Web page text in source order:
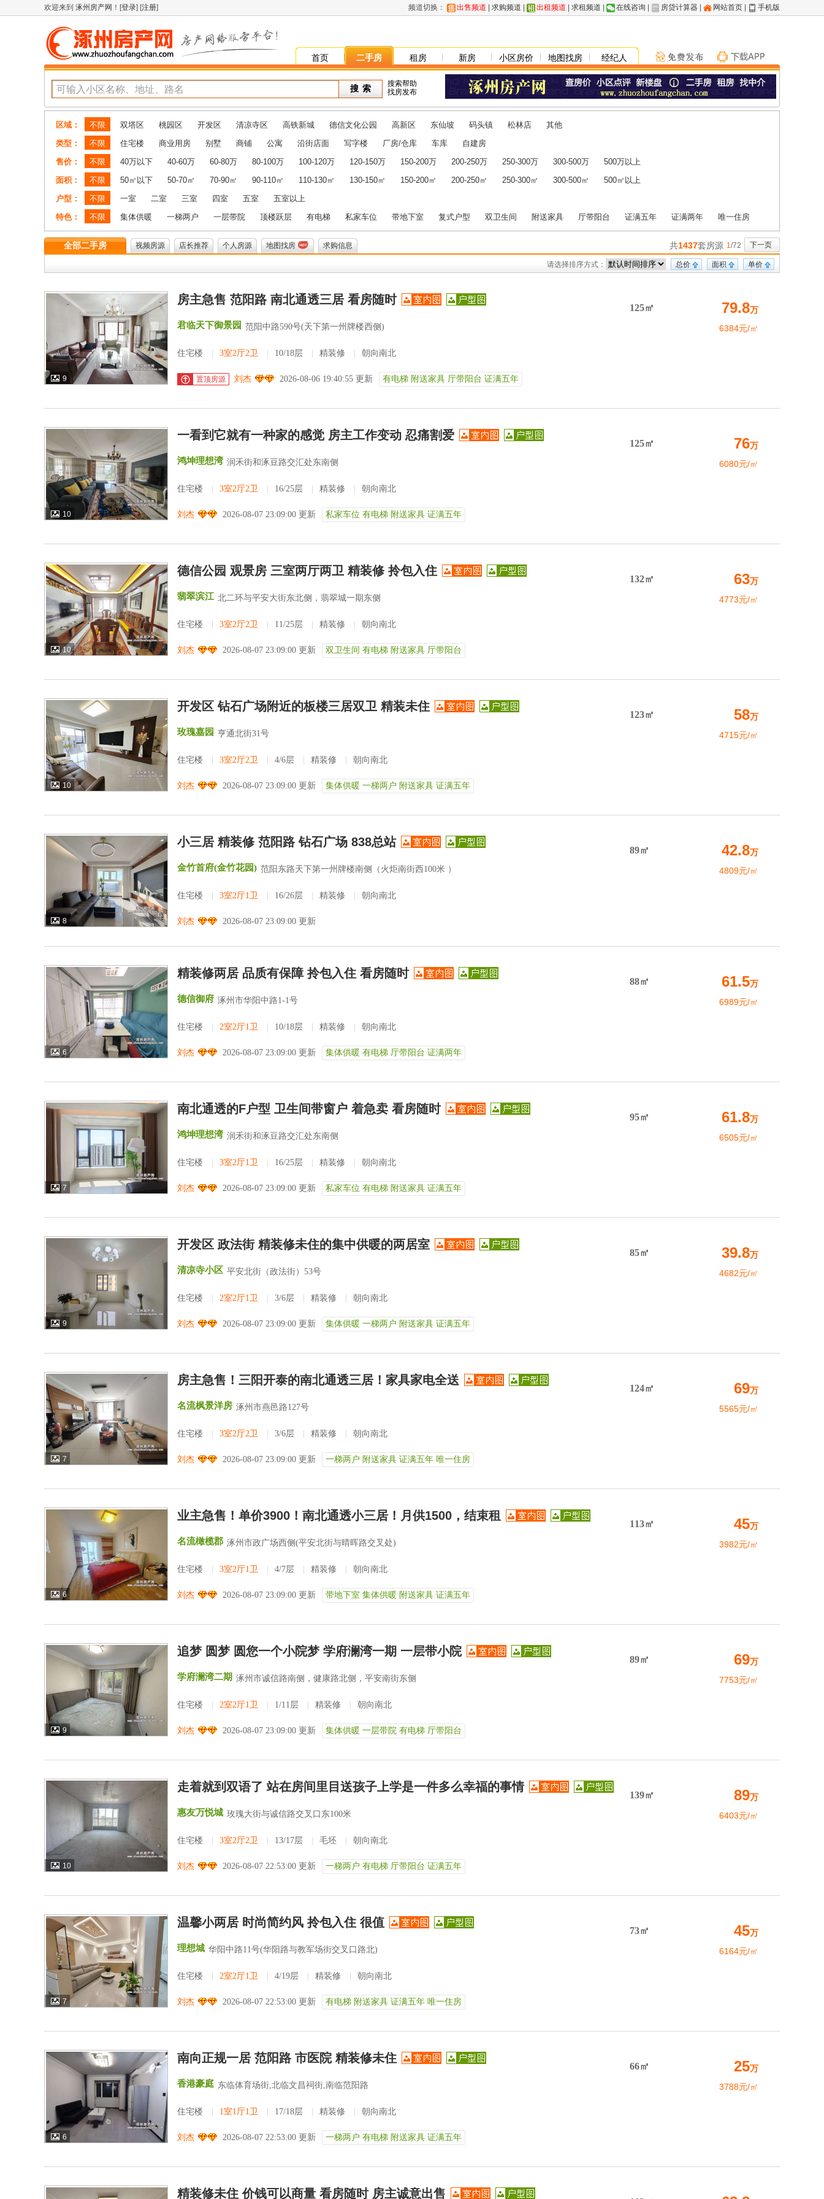
欢迎来到 涿州房产网 ！[登录] [注册] 频道切换： 出售频道 求购频道 出租频道 求租频道 在线咨询 房贷计算器 网站首页 手机版
首页 二手房 租房 新房 小区房价 地图找房 经纪人
搜索帮助
找房发布
区域： 不限 双塔区 桃园区 开发区 清凉寺区 高铁新城 德信文化公园 高新区 东仙坡 码头镇 松林店
其他
类型：
不限 住宅楼 商业用房 别墅 商铺 公寓 沿街店面 写字楼 厂房/仓库 车库
自建房
售价：
不限 40万以下 40-60万 60-80万 80-100万 100-120万 120-150万 150-200万 200-250万 250-300万 300-500万
500万以上
面积：
不限 50㎡以下 50-70㎡ 70-90㎡ 90-110㎡ 110-130㎡ 130-150㎡ 150-200㎡ 200-250㎡ 250-300㎡ 300-500㎡
500㎡以上
户型：
不限 一室 二室 三室 四室 五室
五室以上
特色：
不限 集体供暖 一梯两户 一层带院 顶楼跃层 有电梯 私家车位 带地下室 复式户型 双卫生间 附送家具 厅带阳台 证满五年 证满两年 唯一住房
全部二手房 视频房源 店长推荐 个人房源 地图找房 求购信息 下一页
1/72
共1437套房源
单价
面积
总价
请选择排序方式：
9
房主急售 范阳路 南北通透三居 看房随时
君临天下御景园 范阳中路590号(天下第一州牌楼西侧)
住宅楼 3室2厅2卫 10/18层 精装修 朝向南北
置顶房源 刘杰 2026-08-06 19:40:55 更新 有电梯 附送家具 厅带阳台 证满五年
125㎡ 79.8万
6384元/㎡
10
一看到它就有一种家的感觉 房主工作变动 忍痛割爱
鸿坤理想湾 润禾街和涿豆路交汇处东南侧
住宅楼 3室2厅2卫 16/25层 精装修 朝向南北
刘杰 2026-08-07 23:09:00 更新 私家车位 有电梯 附送家具 证满五年
125㎡ 76万
6080元/㎡
10
德信公园 观景房 三室两厅两卫 精装修 拎包入住
翡翠滨江 北二环与平安大街东北侧，翡翠城一期东侧
住宅楼 3室2厅2卫 11/25层 精装修 朝向南北
刘杰 2026-08-07 23:09:00 更新 双卫生间 有电梯 附送家具 厅带阳台
132㎡ 63万
4773元/㎡
10
开发区 钻石广场附近的板楼三居双卫 精装未住
玫瑰嘉园 亨通北街31号
住宅楼 3室2厅2卫 4/6层 精装修 朝向南北
刘杰 2026-08-07 23:09:00 更新 集体供暖 一梯两户 附送家具 证满五年
123㎡ 58万
4715元/㎡
8
小三居 精装修 范阳路 钻石广场 838总站
金竹首府(金竹花园) 范阳东路天下第一州牌楼南侧（火炬南街西100米 ）
住宅楼 3室2厅1卫 16/26层 精装修 朝向南北
刘杰 2026-08-07 23:09:00 更新
89㎡ 42.8万
4809元/㎡
6
精装修两居 品质有保障 拎包入住 看房随时
德信御府 涿州市华阳中路1-1号
住宅楼 2室2厅1卫 10/18层 精装修 朝向南北
刘杰 2026-08-07 23:09:00 更新 集体供暖 有电梯 厅带阳台 证满两年
88㎡ 61.5万
6989元/㎡
7
南北通透的F户型 卫生间带窗户 着急卖 看房随时
鸿坤理想湾 润禾街和涿豆路交汇处东南侧
住宅楼 3室2厅1卫 16/25层 精装修 朝向南北
刘杰 2026-08-07 23:09:00 更新 私家车位 有电梯 附送家具 证满五年
95㎡ 61.8万
6505元/㎡
9
开发区 政法街 精装修未住的集中供暖的两居室
清凉寺小区 平安北街（政法街）53号
住宅楼 2室2厅1卫 3/6层 精装修 朝向南北
刘杰 2026-08-07 23:09:00 更新 集体供暖 一梯两户 附送家具 证满五年
85㎡ 39.8万
4682元/㎡
7
房主急售！三阳开泰的南北通透三居！家具家电全送
名流枫景洋房 涿州市燕邑路127号
住宅楼 3室2厅2卫 3/6层 精装修 朝向南北
刘杰 2026-08-07 23:09:00 更新 一梯两户 附送家具 证满五年 唯一住房
124㎡ 69万
5565元/㎡
6
业主急售！单价3900！南北通透小三居！月供1500，结束租
名流橄榄郡 涿州市政广场西侧(平安北街与晴晖路交叉处)
住宅楼 3室2厅1卫 4/7层 精装修 朝向南北
刘杰 2026-08-07 23:09:00 更新 带地下室 集体供暖 附送家具 证满五年
113㎡ 45万
3982元/㎡
9
追梦 圆梦 圆您一个小院梦 学府澜湾一期 一层带小院
学府澜湾二期 涿州市诚信路南侧，健康路北侧，平安南街东侧
住宅楼 2室2厅1卫 1/11层 精装修 朝向南北
刘杰 2026-08-07 23:09:00 更新 集体供暖 一层带院 有电梯 厅带阳台
89㎡ 69万
7753元/㎡
10
走着就到双语了 站在房间里目送孩子上学是一件多么幸福的事情
惠友万悦城 玫瑰大街与诚信路交叉口东100米
住宅楼 3室2厅2卫 13/17层 毛坯 朝向南北
刘杰 2026-08-07 22:53:00 更新 一梯两户 有电梯 厅带阳台 证满五年
139㎡ 89万
6403元/㎡
7
温馨小两居 时尚简约风 拎包入住 很值
理想城 华阳中路11号(华阳路与教军场街交叉口路北)
住宅楼 2室2厅1卫 4/19层 精装修 朝向南北
刘杰 2026-08-07 22:53:00 更新 有电梯 附送家具 证满五年 唯一住房
73㎡ 45万
6164元/㎡
6
南向正规一居 范阳路 市医院 精装修未住
香港豪庭 东临体育场街,北临文昌祠街,南临范阳路
住宅楼 1室1厅1卫 17/18层 精装修 朝向南北
刘杰 2026-08-07 22:53:00 更新 一梯两户 有电梯 附送家具 证满五年
66㎡ 25万
3788元/㎡
精装修未住 价钱可以商量 看房随时 房主诚意出售